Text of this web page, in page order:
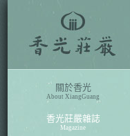
關於香光
About XiangGuang
香光莊嚴雜誌
Magazine